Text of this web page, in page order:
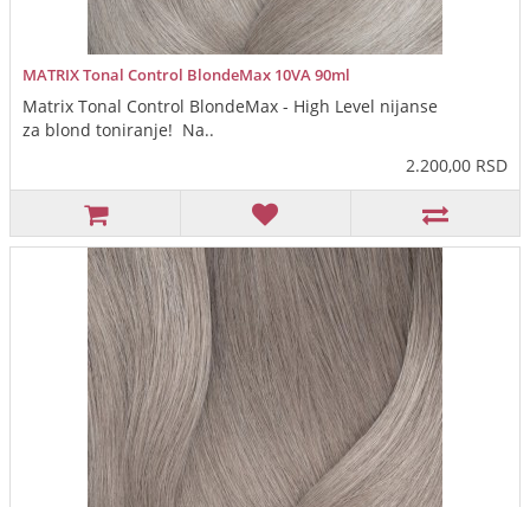
MATRIX Tonal Control BlondeMax 10VA 90ml
Matrix Tonal Control BlondeMax - High Level nijanse
za blond toniranje! Na..
2.200,00 RSD